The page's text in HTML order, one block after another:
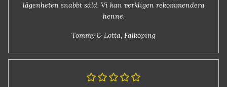
lägenheten snabbt såld. Vi kan verkligen rekommendera
henne.
Tommy & Lotta, Falköping